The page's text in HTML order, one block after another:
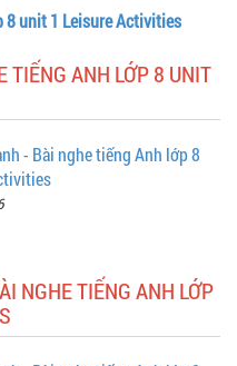
8 unit 1 Leisure Activities
TIẾNG ANH LỚP 8 UNIT
- Bài nghe tiếng Anh lớp 8
NGHE TIẾNG ANH LỚP